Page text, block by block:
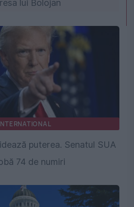
lui Bolojan
puterea. Senatul SUA
74 de numiri